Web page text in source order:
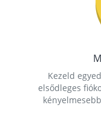
Kezeld
elsődleges